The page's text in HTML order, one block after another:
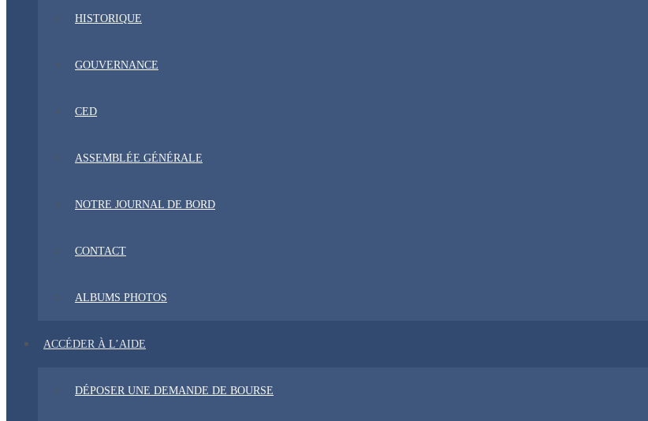
HISTORIQUE
GOUVERNANCE
CED
ASSEMBLÉE GÉNÉRALE
NOTRE JOURNAL DE BORD
CONTACT
ALBUMS PHOTOS
ACCÉDER À L’AIDE
DÉPOSER UNE DEMANDE DE BOURSE